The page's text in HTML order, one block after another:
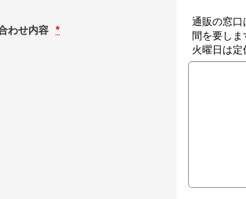
わせ内容 *
通販の窓口
間を要しま
火曜日は定